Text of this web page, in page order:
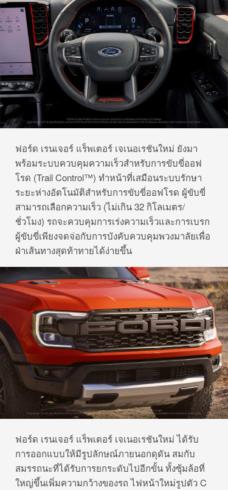
ฟอร์ด เรนเจอร์ แร็พเตอร์ เจเนอเรชันใหม่ ยังมา
พร้อมระบบควบคุมความเร็วสำหรับการขับขี่ออฟ
โรด (Trail Control™) ทำหน้าที่เสมือนระบบรักษา
ระยะห่างอัตโนมัติสำหรับการขับขี่ออฟโรด ผู้ขับขี่
สามารถเลือกความเร็ว (ไม่เกิน 32 กิโลเมตร/
ชั่วโมง) รถจะควบคุมการเร่งความเร็วและการเบรก
ผู้ขับขี่เพียงจดจ่อกับการบังคับควบคุมพวงมาลัยเพื่อ
ฝ่าเส้นทางสุดท้าทายได้ง่ายขึ้น
ฟอร์ด เรนเจอร์ แร็พเตอร์ เจเนอเรชันใหม่ ได้รับ
การออกแบบให้มีรูปลักษณ์ภายนอกดุดัน สมกับ
สมรรถนะที่ได้รับการยกระดับไปอีกขั้น ทั้งซุ้มล้อที่
ใหญ่ขึ้นเพิ่มความกว้างของรถ ไฟหน้าใหม่รูปตัว C